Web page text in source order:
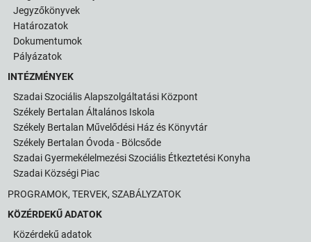
Jegyzőkönyvek
Határozatok
Dokumentumok
Pályázatok
INTÉZMÉNYEK
Szadai Szociális Alapszolgáltatási Központ
Székely Bertalan Általános Iskola
Székely Bertalan Művelődési Ház és Könyvtár
Székely Bertalan Óvoda - Bölcsőde
Szadai Gyermekélelmezési Szociális Étkeztetési Konyha
Szadai Községi Piac
PROGRAMOK, TERVEK, SZABÁLYZATOK
KÖZÉRDEKŰ ADATOK
Közérdekű adatok